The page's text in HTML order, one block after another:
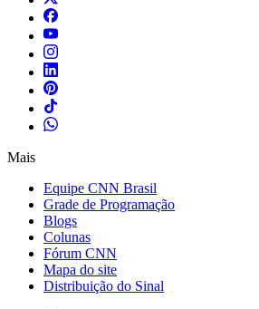
Mais
Equipe CNN Brasil
Grade de Programação
Blogs
Colunas
Fórum CNN
Mapa do site
Distribuição do Sinal